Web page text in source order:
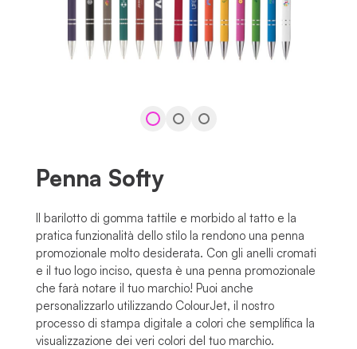
Penna Softy
Il barilotto di gomma tattile e morbido al tatto e la
pratica funzionalità dello stilo la rendono una penna
promozionale molto desiderata. Con gli anelli cromati
e il tuo logo inciso, questa è una penna promozionale
che farà notare il tuo marchio! Puoi anche
personalizzarlo utilizzando ColourJet, il nostro
processo di stampa digitale a colori che semplifica la
visualizzazione dei veri colori del tuo marchio.